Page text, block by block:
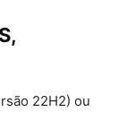
22H2) ou